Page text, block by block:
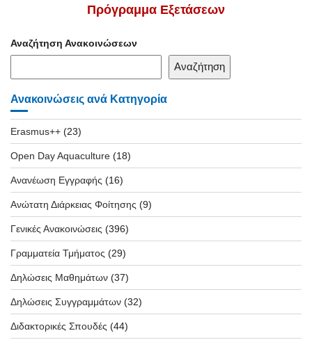
Πρόγραμμα Εξετάσεων
Αναζήτηση Ανακοινώσεων
Αναζήτηση
Ανακοινώσεις ανά Κατηγορία
Erasmus++ (23)
Open Day Aquaculture (18)
Ανανέωση Εγγραφής (16)
Ανώτατη Διάρκειας Φοίτησης (9)
Γενικές Ανακοινώσεις (396)
Γραμματεία Τμήματος (29)
Δηλώσεις Μαθημάτων (37)
Δηλώσεις Συγγραμμάτων (32)
Διδακτορικές Σπουδές (44)